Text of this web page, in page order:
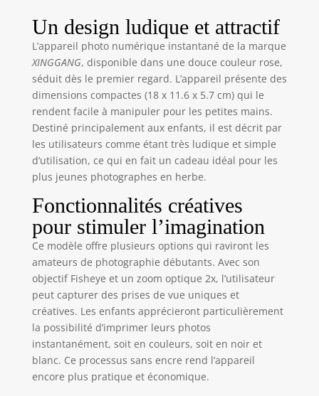
enfants de l'utiliser
en toute sécurité.
Appareil photo
enfants permet à
vos enfants de
capturer et
d'imprimer leurs
photos préférées
en quelques
secondes
seulement. Il est
livré avec 10
rouleaux de papier
thermique sans
BPA. C'est le
compagnon idéal
des petits
photographes
créatifs et curieux!
【L'OBJECTIF 48MP
ET LA VIDÉO HD
1080P】Appareil
photo enfant
instantanée avec
Un design ludique et attractif
L’appareil photo numérique instantané de la marque
XINGGANG, disponible dans une douce couleur rose,
séduit dès le premier regard. L’appareil présente des
dimensions compactes (18 x 11.6 x 5.7 cm) qui le
rendent facile à manipuler pour les petites mains.
Destiné principalement aux enfants, il est décrit par
les utilisateurs comme étant très ludique et simple
d’utilisation, ce qui en fait un cadeau idéal pour les
plus jeunes photographes en herbe.
Fonctionnalités créatives
pour stimuler l’imagination
Ce modèle offre plusieurs options qui raviront les
amateurs de photographie débutants. Avec son
objectif Fisheye et un zoom optique 2x, l’utilisateur
peut capturer des prises de vue uniques et
créatives. Les enfants apprécieront particulièrement
la possibilité d’imprimer leurs photos
instantanément, soit en couleurs, soit en noir et
blanc. Ce processus sans encre rend l’appareil
encore plus pratique et économique.